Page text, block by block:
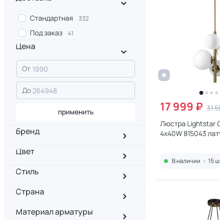
Стандартная 332
Под заказ 41
Цена
От
До
применить
Бренд
Цвет
Стиль
Страна
Материал арматуры
17 999 ₽ 31
Люстра Lightstar
4х40W 815043
В наличии • 15